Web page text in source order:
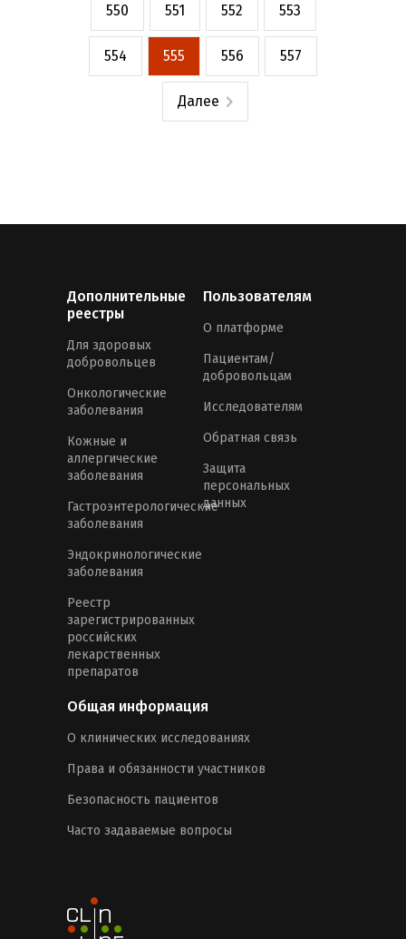
550 551 552 553
554 555 556 557
Далее
Дополнительные
реестры
Для здоровых
добровольцев
Онкологические
заболевания
Кожные и
аллергические
заболевания
Гастроэнтерологические
заболевания
Эндокринологические
заболевания
Реестр
зарегистрированных
российских
лекарственных
препаратов
Пользователям
О платформе
Пациентам/
добровольцам
Исследователям
Обратная связь
Защита
персональных
данных
Общая информация
О клинических исследованиях
Права и обязанности участников
Безопасность пациентов
Часто задаваемые вопросы